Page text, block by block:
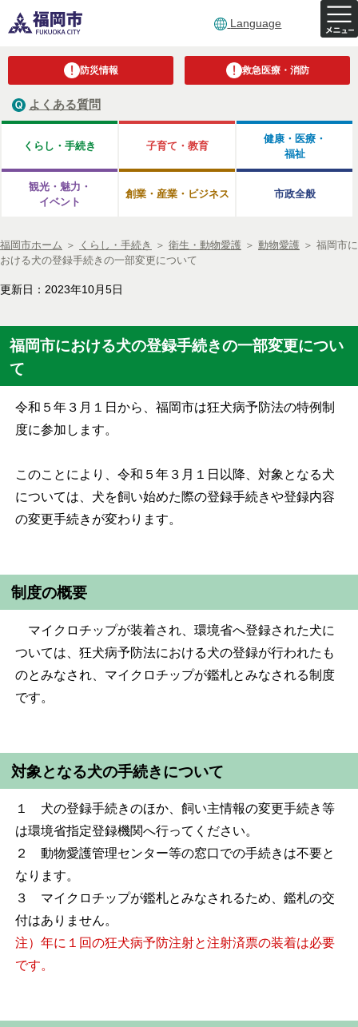
Language
防災情報 救急医療・消防
よくある質問
くらし・手続き 子育て・教育
健康・医療・
福祉
観光・魅力・
イベント
創業・産業・ビジネス 市政全般
福岡市ホーム ＞ くらし・手続き ＞ 衛生・動物愛護 ＞ 動物愛護 ＞ 福岡市に
おける犬の登録手続きの一部変更について
更新日：2023年10月5日
福岡市における犬の登録手続きの一部変更につい
て
令和５年３月１日から、福岡市は狂犬病予防法の特例制
度に参加します。
このことにより、令和５年３月１日以降、対象となる犬
については、犬を飼い始めた際の登録手続きや登録内容
の変更手続きが変わります。
制度の概要
マイクロチップが装着され、環境省へ登録された犬に
ついては、狂犬病予防法における犬の登録が行われたも
のとみなされ、マイクロチップが鑑札とみなされる制度
です。
対象となる犬の手続きについて
１ 犬の登録手続きのほか、飼い主情報の変更手続き等
は環境省指定登録機関へ行ってください。
２ 動物愛護管理センター等の窓口での手続きは不要と
なります。
３ マイクロチップが鑑札とみなされるため、鑑札の交
付はありません。
注）年に１回の狂犬病予防注射と注射済票の装着は必要
です。